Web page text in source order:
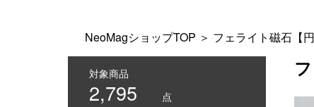
ネオジムボンド磁石
ネオジフック
NeoMagショップTOP ＞ フェライト磁石【円
対象商品
2,795 点